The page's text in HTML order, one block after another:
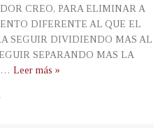
CREO, PARA ELIMINAR A
DIFERENTE AL QUE EL
SEGUIR DIVIDIENDO MAS AL
SEPARANDO MAS LA
… Leer más »